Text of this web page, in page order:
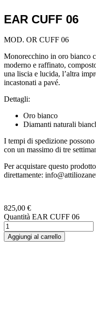
EAR CUFF 06
MOD. OR CUFF 06
Monorecchino in oro bianco
moderno e raffinato,
una liscia e lucida, l’altra
incastonati a pavé.
Dettagli:
Oro bianco
Diamanti naturali
I tempi di spedizione
con un massimo di tre
Per acquistare questo
direttamente:
825,00 €
Quantità EAR CUFF 06
Aggiungi al carrello